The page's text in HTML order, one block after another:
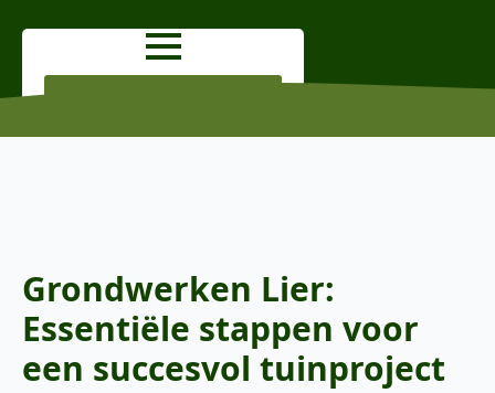
Grondwerken Lier:
Essentiële stappen voor
een succesvol tuinproject